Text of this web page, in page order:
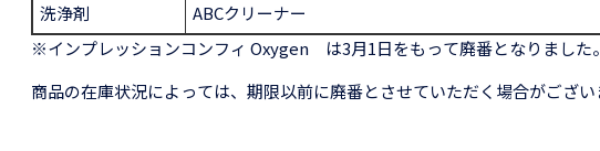
洗浄剤
ABCクリーナー
※インプレッションコンフィ Oxygen は3月1日をもって廃番となりました。
商品の在庫状況によっては、期限以前に廃番とさせていただく場合がござい